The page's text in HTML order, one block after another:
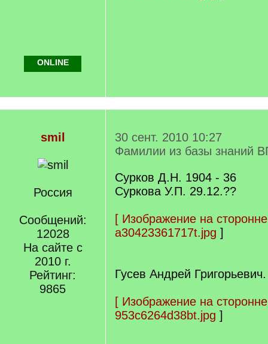
ONLINE
smil
Россия
Сообщений:
12028
На сайте с
2010 г.
Рейтинг:
9865
30 сент. 2010 10:27
Фамилии из базы знаний
Сурков Д.Н. 1904 - 36
Суркова У.П. 29.12.??
[ Изображение на
a30423361717t.jpg ]
Гусев Андрей
[ Изображение на
953c6264d38bt.jpg ]